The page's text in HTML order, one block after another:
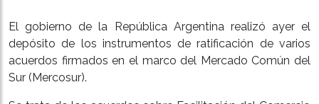
El gobierno de la República Argentina realizó ayer el
depósito de los instrumentos de ratificación de varios
acuerdos firmados en el marco del Mercado Común del
Sur (Mercosur).